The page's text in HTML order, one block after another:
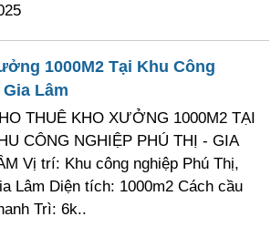
1000M2 Tại Khu Công
Lâm
THUÊ KHO XƯỞNG 1000M2 TẠI
CÔNG NGHIỆP PHÚ THỊ - GIA
Vị trí: Khu công nghiệp Phú Thị,
Lâm Diện tích: 1000m2 Cách cầu
Trì: 6k..